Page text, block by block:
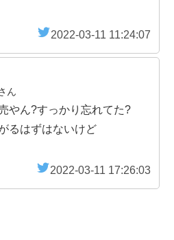
2022-03-11 11:24:07
ん
やん?すっかり忘れてた?
るはずはないけど
2022-03-11 17:26:03